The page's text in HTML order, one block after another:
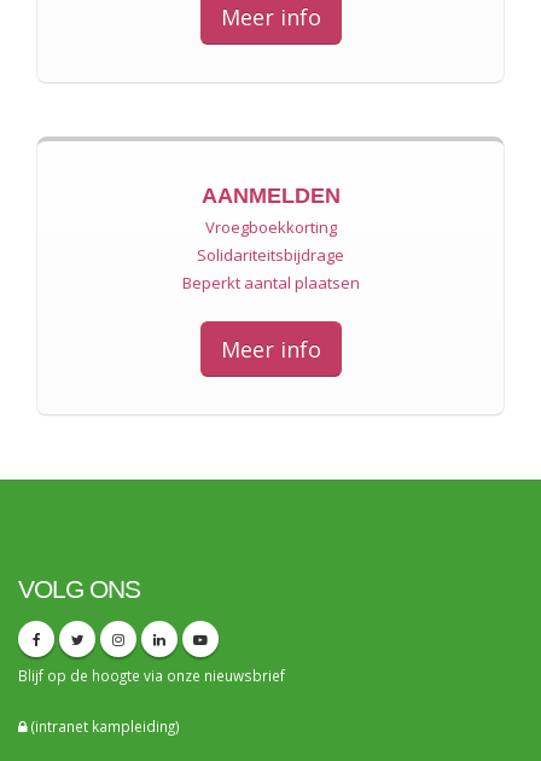
Meer info
AANMELDEN
Vroegboekkorting
Solidariteitsbijdrage
Beperkt aantal plaatsen
Meer info
VOLG ONS
Blijf op de hoogte via onze nieuwsbrief
(intranet kampleiding)